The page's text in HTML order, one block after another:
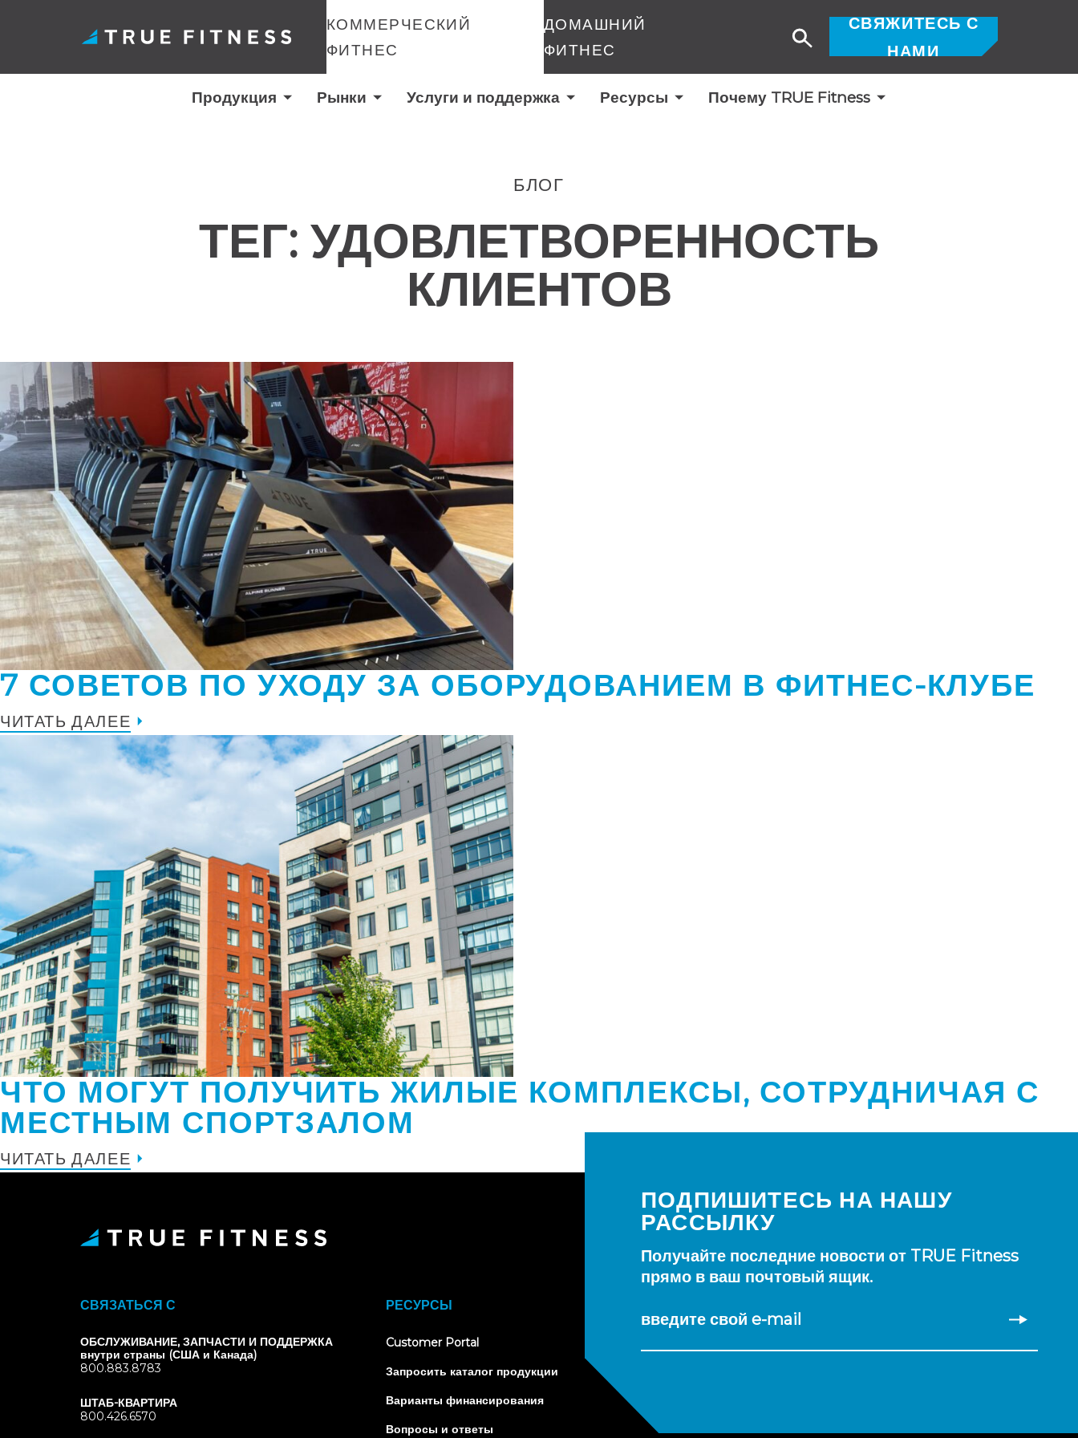
КОММЕРЧЕСКИЙ
ФИТНЕС
ДОМАШНИЙ
ФИТНЕС
Продукция Рынки Услуги и поддержка Ресурсы Почему TRUE Fitness
СВЯЖИТЕСЬ С
НАМИ
Поиск
БЛОГ
ТЕГ: УДОВЛЕТВОРЕННОСТЬ
КЛИЕНТОВ
7 СОВЕТОВ ПО УХОДУ ЗА ОБОРУДОВАНИЕМ В ФИТНЕС-КЛУБЕ
ЧИТАТЬ ДАЛЕЕ
ЧТО МОГУТ ПОЛУЧИТЬ ЖИЛЫЕ КОМПЛЕКСЫ, СОТРУДНИЧАЯ С
МЕСТНЫМ СПОРТЗАЛОМ
ЧИТАТЬ ДАЛЕЕ
ПОДПИШИТЕСЬ НА НАШУ
РАССЫЛКУ
Получайте последние новости от TRUE Fitness
прямо в ваш почтовый ящик.
введите свой e-mail
СВЯЗАТЬСЯ С
ОБСЛУЖИВАНИЕ, ЗАПЧАСТИ И ПОДДЕРЖКА
внутри страны (США и Канада)
800.883.8783
ШТАБ-КВАРТИРА
800.426.6570
РЕСУРСЫ
Customer Portal(opens
new
Запросить каталог продукции
Варианты финансирования
Вопросы и ответы